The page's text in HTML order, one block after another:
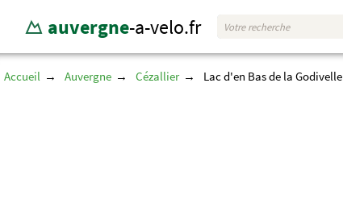
auvergne-a-velo.fr
Accueil Auvergne Cézallier Lac d'en Bas de la Godivelle